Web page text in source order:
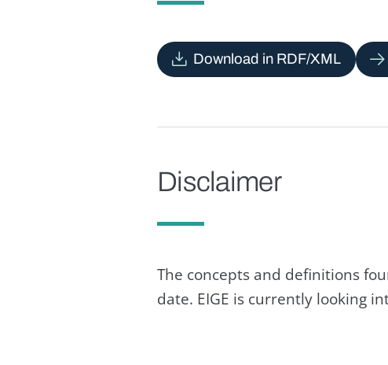
Download in RDF/XML
Disclaimer
The concepts and definitions
date. EIGE is currently looking